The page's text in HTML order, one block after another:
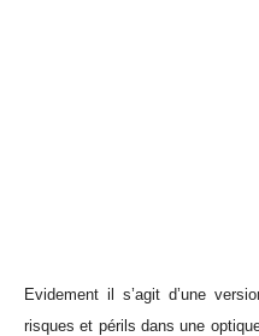
Evidement il s’agit d’une
risques et périls dans une